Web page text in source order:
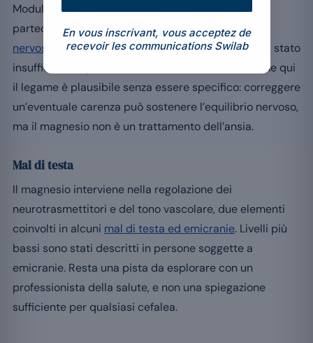
Modulando l’eccitabilità neuronale, il magnesio
partecipa all’equilibrio nervoso. Un’irritabilità o un
nervosismo insolitoviene talvolta riferito in caso di stato
insufficiente, spesso in un contesto di stress. Anche qui
il legame è plausibile senza essere specifico: correggere
un’eventuale carenza può sostenere l’equilibrio nervoso,
ma il magnesio non è un trattamento dell’ansia.
Mal di testa
Il magnesio interviene nella regolazione dei
neurotrasmettitori e del tono vascolare, due elementi
coinvolti in alcuni mal di testa ed emicranie. Livelli più
bassi sono stati descritti in persone soggette a
emicranie. Resta una pista da esplorare con un
professionista della salute, e non una spiegazione
sufficiente per qualsiasi cefalea.
En vous inscrivant, vous acceptez de
recevoir les communications Swilab